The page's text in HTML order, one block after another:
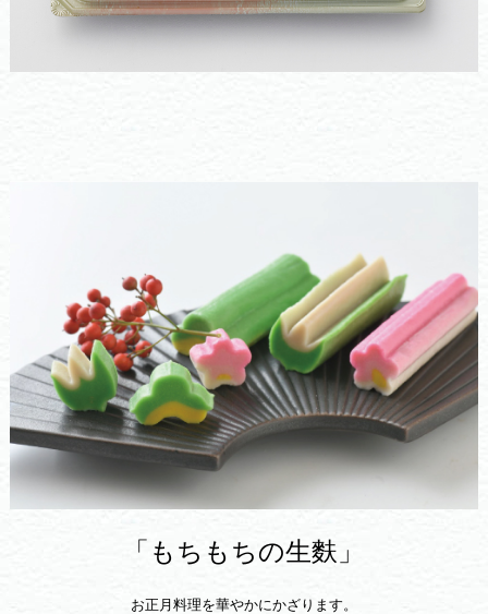
「もちもちの生麩」
お正月料理を華やかにかざります。